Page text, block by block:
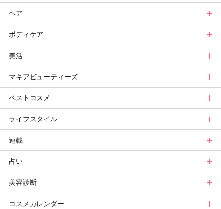
スキンケアまとめ
スキンケア診断
ニュース
メイクまとめ
ベースメイクカタログ
メイク診断
新色トップ
クリスマスコフレ
秋新色
新色コスメスウォッチ
ビューティ速報
ヘア
ヘアトップ
ニュース
ヘアカタログ
ヘアまとめ
ヘア診断
ボディケア
ボディケアトップ
ニュース
ボディケアまとめ
ボディケア診断
美活
美活トップ
美活グランプリ
ヘルスケア・ダイエット
マキアビューティーズ
マキアビューティーズトップ
TOPビューティーズ一覧
ビューティーズ一覧
記事ランキング
メンバーランキング
ベストコスメ
ベストコスメトップ
ベストコスメ
読者ベスコス
プチプラコスメグランプリ
ブライトニング・UVグランプリ
ライフスタイル
ライフスタイルトップ
ニュース
ライフスタイルまとめ
ライフスタイル診断
連載
連載トップ
マキアエディターズのオッス！推しコス
小林ひろ美のキレイはかけ算
占い
占いトップ
Keikoの月星座占い
美容診断
美容診断トップ
コスメカレンダー